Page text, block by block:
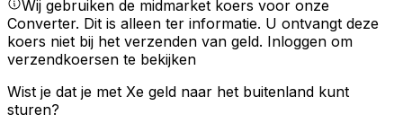
Wij gebruiken de midmarket koers voor onze
Converter. Dit is alleen ter informatie. U ontvangt deze
koers niet bij het verzenden van geld. Inloggen om
verzendkoersen te bekijken
Wist je dat je met Xe geld naar het buitenland kunt
sturen?